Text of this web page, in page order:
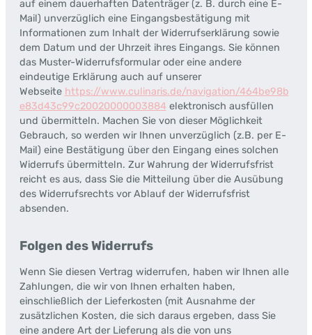
auf einem dauerhaften Datenträger (z. B. durch eine E-
Mail) unverzüglich eine Eingangsbestätigung mit
Informationen zum Inhalt der Widerrufserklärung sowie
dem Datum und der Uhrzeit ihres Eingangs. Sie können
das Muster-Widerrufsformular oder eine andere
eindeutige Erklärung auch auf unserer
Webseite https://www.culinaris.de/navigation/464be98b
e83d43c99c20020000003884 elektronisch ausfüllen
und übermitteln. Machen Sie von dieser Möglichkeit
Gebrauch, so werden wir Ihnen unverzüglich (z.B. per E-
Mail) eine Bestätigung über den Eingang eines solchen
Widerrufs übermitteln. Zur Wahrung der Widerrufsfrist
reicht es aus, dass Sie die Mitteilung über die Ausübung
des Widerrufsrechts vor Ablauf der Widerrufsfrist
absenden.
Folgen des Widerrufs
Wenn Sie diesen Vertrag widerrufen, haben wir Ihnen alle
Zahlungen, die wir von Ihnen erhalten haben,
einschließlich der Lieferkosten (mit Ausnahme der
zusätzlichen Kosten, die sich daraus ergeben, dass Sie
eine andere Art der Lieferung als die von uns